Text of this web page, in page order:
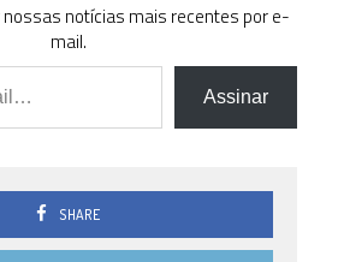
notícias mais recentes por e-
mail.
Assinar
SHARE